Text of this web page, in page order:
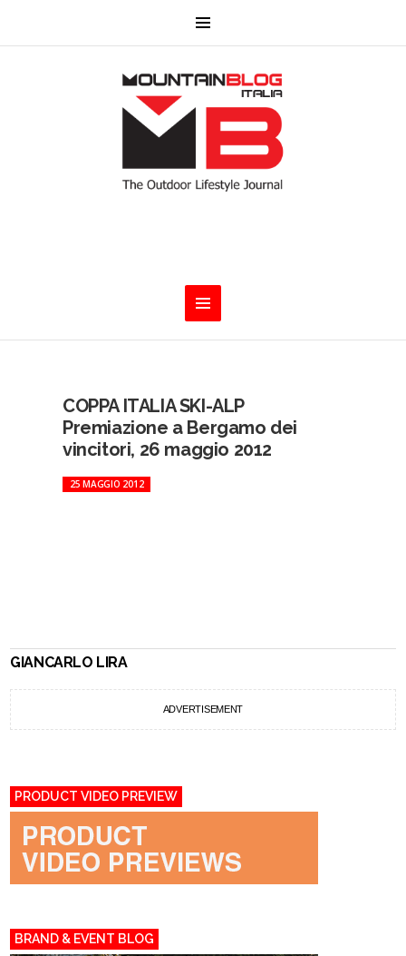
COPPA ITALIA SKI-ALP
Premiazione a Bergamo dei
vincitori, 26 maggio 2012
25 MAGGIO 2012
GIANCARLO LIRA
ADVERTISEMENT
PRODUCT VIDEO PREVIEW
BRAND & EVENT BLOG